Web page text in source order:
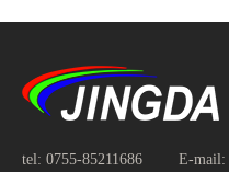
tel: 0755-85211686 E-mail: